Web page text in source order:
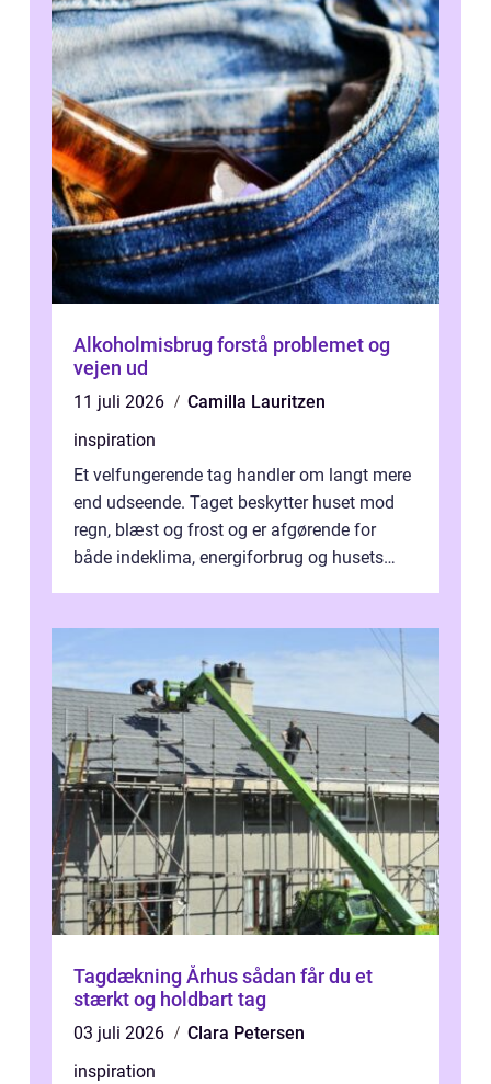
Alkoholmisbrug forstå problemet og
vejen ud
11 juli 2026
Camilla Lauritzen
inspiration
Et velfungerende tag handler om langt mere
end udseende. Taget beskytter huset mod
regn, blæst og frost og er afgørende for
både indeklima, energiforbrug og husets
Tagdækning Århus sådan får du et
stærkt og holdbart tag
03 juli 2026
Clara Petersen
inspiration